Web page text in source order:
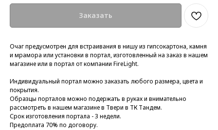
Заказать
Очаг предусмотрен для встраивания в нишу из гипсокартона, камня
и мрамора или установки в портал, изготовленный на заказ в нашем
магазине или в портал от компании FireLight.
Индивидуальный портал можно заказать любого размера, цвета и
покрытия.
Образцы порталов можно подержать в руках и внимательно
рассмотреть в нашем магазине в Твери в ТК Тандем.
Срок изготовления портала - 3 недели.
Предоплата 70% по договору.